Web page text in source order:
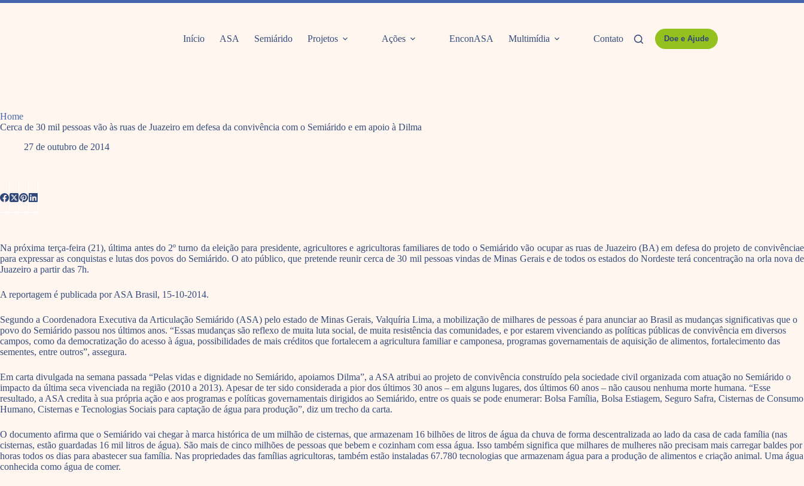
Pular
Início ASA Semiárido Projetos Ações EnconASA Multimídia Contato Doe e Ajude
Home
Cerca de 30 mil pessoas vão às ruas de Juazeiro em defesa da convivência com o Semiárido e em apoio à Dilma
27 de outubro de 2014
Na próxima terça-feira (21), última antes do 2º turno da eleição para presidente, agricultores e agricultoras familiares de todo o Semiárido vão ocupar as ruas de Juazeiro (BA) em defesa do projeto de convivênciae
para expressar as conquistas e lutas dos povos do Semiárido. O ato público, que pretende reunir cerca de 30 mil pessoas vindas de Minas Gerais e de todos os estados do Nordeste terá concentração na orla nova de
Juazeiro a partir das 7h.
A reportagem é publicada por ASA Brasil, 15-10-2014.
Segundo a Coordenadora Executiva da Articulação Semiárido (ASA) pelo estado de Minas Gerais, Valquíria Lima, a mobilização de milhares de pessoas é para anunciar ao Brasil as mudanças significativas que o
povo do Semiárido passou nos últimos anos. “Essas mudanças são reflexo de muita luta social, de muita resistência das comunidades, e por estarem vivenciando as políticas públicas de convivência em diversos
campos, como da democratização do acesso à água, possibilidades de mais créditos que fortalecem a agricultura familiar e camponesa, programas governamentais de aquisição de alimentos, fortalecimento das
sementes, entre outros”, assegura.
Em carta divulgada na semana passada “Pelas vidas e dignidade no Semiárido, apoiamos Dilma”, a ASA atribui ao projeto de convivência construído pela sociedade civil organizada com atuação no Semiárido o
impacto da última seca vivenciada na região (2010 a 2013). Apesar de ter sido considerada a pior dos últimos 30 anos – em alguns lugares, dos últimos 60 anos – não causou nenhuma morte humana. “Esse
resultado, a ASA credita à sua própria ação e aos programas e políticas governamentais dirigidos ao Semiárido, entre os quais se pode enumerar: Bolsa Família, Bolsa Estiagem, Seguro Safra, Cisternas de Consumo
Humano, Cisternas e Tecnologias Sociais para captação de água para produção”, diz um trecho da carta.
O documento afirma que o Semiárido vai chegar à marca histórica de um milhão de cisternas, que armazenam 16 bilhões de litros de água da chuva de forma descentralizada ao lado da casa de cada família (nas
cisternas, estão guardadas 16 mil litros de água). São mais de cinco milhões de pessoas que bebem e cozinham com essa água. Isso também significa que milhares de mulheres não precisam mais carregar baldes por
horas todos os dias para abastecer sua família. Nas propriedades das famílias agricultoras, também estão instaladas 67.780 tecnologias que armazenam água para a produção de alimentos e criação animal. Uma água
conhecida como água de comer.